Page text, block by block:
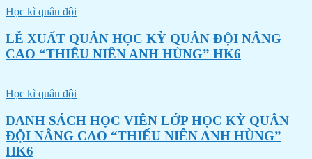
Học kì quân đội
LỄ XUẤT QUÂN HỌC KỲ QUÂN ĐỘI NÂNG
CAO “THIẾU NIÊN ANH HÙNG” HK6
Học kì quân đội
DANH SÁCH HỌC VIÊN LỚP HỌC KỲ QUÂN
ĐỘI NÂNG CAO “THIẾU NIÊN ANH HÙNG”
HK6